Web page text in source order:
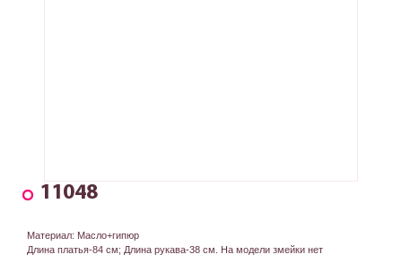
11048
Материал: Масло+гипюр
Длина платья-84 см; Длина рукава-38 см. На модели змейки нет